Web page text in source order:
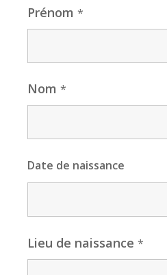
Prénom *
Nom *
Date de naissance
Lieu de naissance *